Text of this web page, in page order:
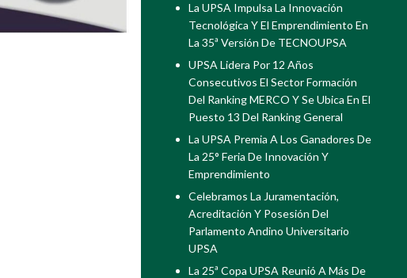
La UPSA Impulsa La Innovación
Tecnológica Y El Emprendimiento En
La 35ª Versión De TECNOUPSA
UPSA Lidera Por 12 Años
Consecutivos El Sector Formación
Del Ranking MERCO Y Se Ubica En El
Puesto 13 Del Ranking General
La UPSA Premia A Los Ganadores De
La 25° Feria De Innovación Y
Emprendimiento
Celebramos La Juramentación,
Acreditación Y Posesión Del
Parlamento Andino Universitario
UPSA
La 25ª Copa UPSA Reunió A Más De